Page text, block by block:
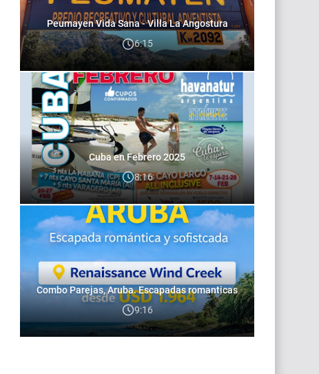
Peumayen Vida Sana - Villa La Angostura
6:15
Cuba en Febrero 2025
8:16
Combo Parejas, Aruba. Escapadas romanticas
9:16